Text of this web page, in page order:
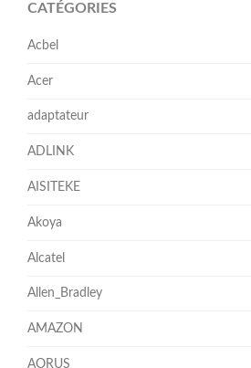
CATÉGORIES
Acbel
Acer
adaptateur
ADLINK
AISITEKE
Akoya
Alcatel
Allen_Bradley
AMAZON
AORUS